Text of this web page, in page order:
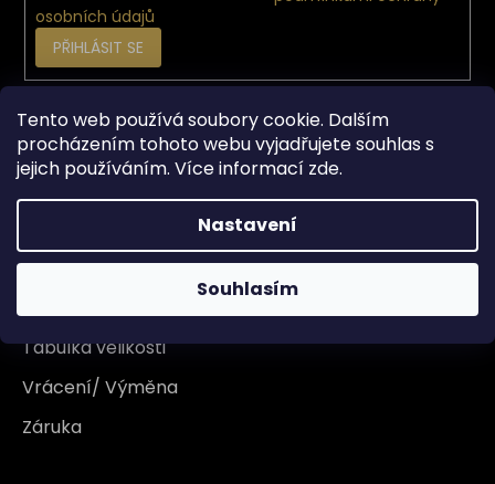
Tento web používá soubory cookie. Dalším
procházením tohoto webu vyjadřujete souhlas s
jejich používáním. Více informací zde.
Nastavení
Souhlasím
osobních údajů
PŘIHLÁSIT SE
Vše o nákupu
Platba
Tabulka velikosti
Vrácení/ Výměna
Záruka